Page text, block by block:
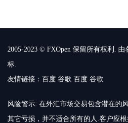
2005-2023 © FXOpen 保留所有权利.
标.
友情链接： 百度 谷歌 百度 谷歌
风险警示: 在外汇市场交易包含潜在的
其它亏损，并不适合所有的人.客户应